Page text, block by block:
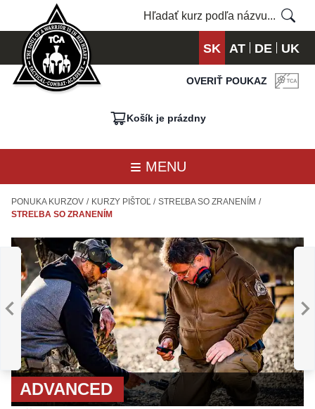
SK AT DE UK
OVERIŤ POUKAZ
Košík je prázdny
MENU
PONUKA KURZOV / KURZY PIŠTOĽ / STREĽBA SO ZRANENÍM /
STREĽBA SO ZRANENÍM
ADVANCED
PIŠTOĽ
ZÁSADY
TASENIA ZO SKRYTÉHO
NOSENIA JASNÁ
ADVANCED